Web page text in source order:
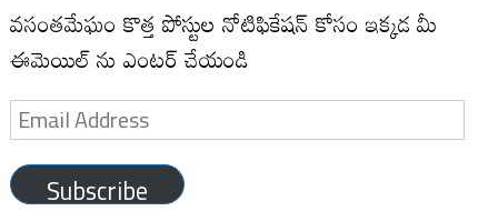
వసంతమేఘం కొత్త పోస్టుల నోటిఫికేషన్ కోసం ఇక్కడ మీ
ఈమెయిల్ ను ఎంటర్ చేయండి
Email
Address
Subscribe